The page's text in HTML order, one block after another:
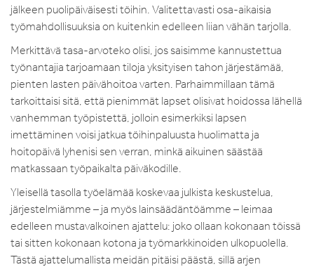
jälkeen puolipäiväisesti töihin. Valitettavasti osa-aikaisia
työmahdollisuuksia on kuitenkin edelleen liian vähän tarjolla.
Merkittävä tasa-arvoteko olisi, jos saisimme kannustettua
työnantajia tarjoamaan tiloja yksityisen tahon järjestämää,
pienten lasten päivähoitoa varten. Parhaimmillaan tämä
tarkoittaisi sitä, että pienimmät lapset olisivat hoidossa lähellä
vanhemman työpistettä, jolloin esimerkiksi lapsen
imettäminen voisi jatkua töihinpaluusta huolimatta ja
hoitopäivä lyhenisi sen verran, minkä aikuinen säästää
matkassaan työpaikalta päiväkodille.
Yleisellä tasolla työelämää koskevaa julkista keskustelua,
järjestelmiämme – ja myös lainsäädäntöämme – leimaa
edelleen mustavalkoinen ajattelu: joko ollaan kokonaan töissä
tai sitten kokonaan kotona ja työmarkkinoiden ulkopuolella.
Tästä ajattelumallista meidän pitäisi päästä, sillä arjen